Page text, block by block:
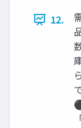
12.